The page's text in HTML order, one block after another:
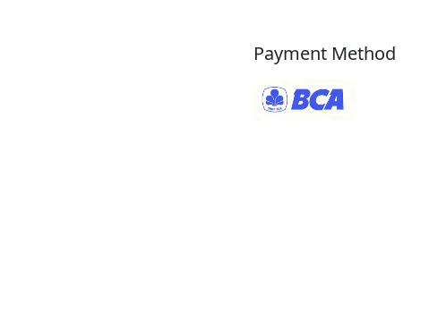
Payment Method